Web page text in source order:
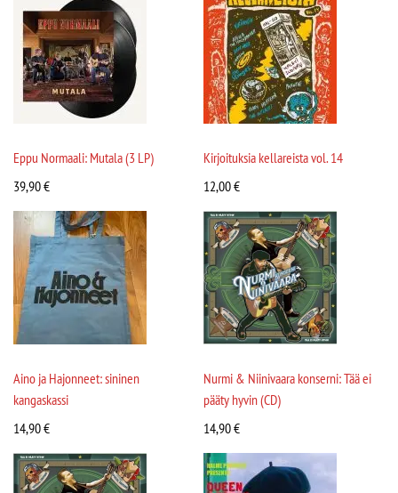
Eppu Normaali: Mutala (3 LP)
39,90€
Kirjoituksia kellareista vol. 14
12,00€
Aino ja Hajonneet: sininen
kangaskassi
14,90€
Nurmi & Niinivaara konserni: Tää ei
pääty hyvin (CD)
14,90€